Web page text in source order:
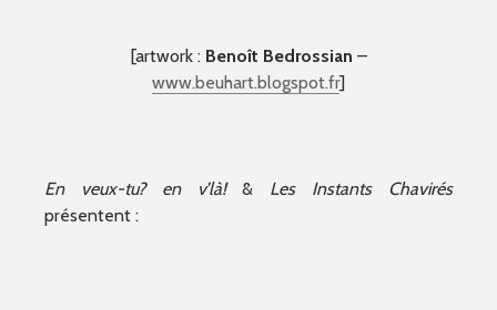
[artwork : Benoît Bedrossian –
www.beuhart.blogspot.fr]
En veux-tu? en v’là!& Les Instants Chavirés
présentent :